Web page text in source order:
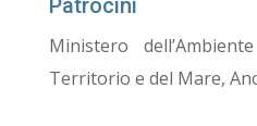
Patrocini
Ministero
Territorio e del Mare,